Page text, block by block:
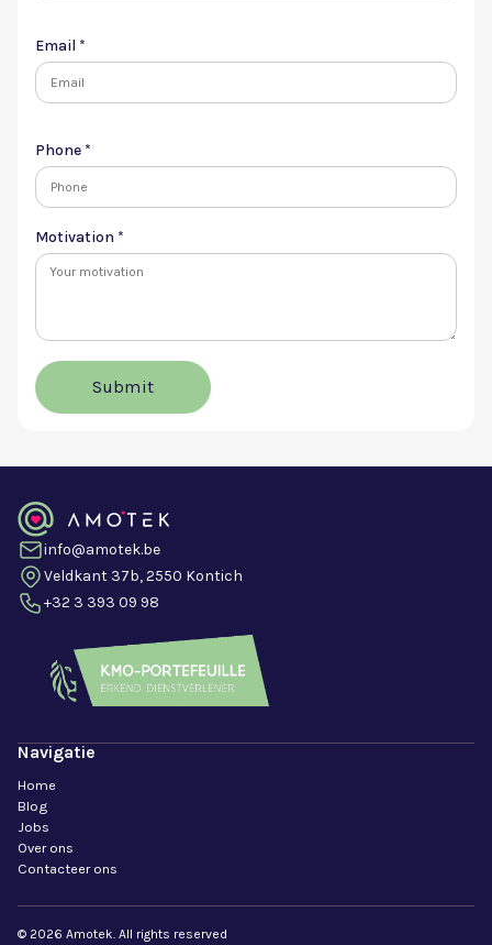
Email *
Phone *
Motivation *
info@amotek.be
Veldkant 37b, 2550 Kontich
+32 3 393 09 98
Navigatie
Home
Blog
Jobs
Over ons
Contacteer ons
© 2026 Amotek. All rights reserved